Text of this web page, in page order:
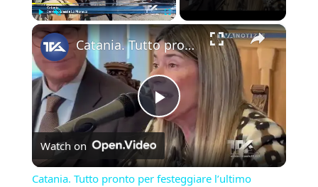
Unmute Fullscreen ×
Play
Video
Catania. Tutto pronto per festeggiare l’ultimo giorno dell’anno con “Capodanno in Musica” in dirett
Watch on
Catania. Tutto pronto per festeggiare l’ultimo